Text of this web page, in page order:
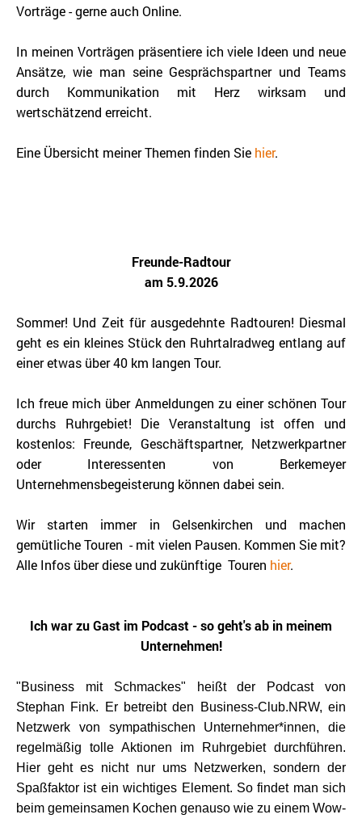
Vorträge - gerne auch Online.
In meinen Vorträgen präsentiere ich viele Ideen und neue
Ansätze, wie man seine Gesprächspartner und Teams
durch Kommunikation mit Herz wirksam und
wertschätzend erreicht.
Eine Übersicht meiner Themen finden Sie hier.
Freunde-Radtour
am 5.9.2026
Sommer! Und Zeit für ausgedehnte Radtouren! Diesmal
geht es ein kleines Stück den Ruhrtalradweg entlang auf
einer etwas über 40 km langen Tour.
Ich freue mich über Anmeldungen zu einer schönen Tour
durchs Ruhrgebiet! Die Veranstaltung ist offen und
kostenlos: Freunde, Geschäftspartner, Netzwerkpartner
oder Interessenten von Berkemeyer
Unternehmensbegeisterung können dabei sein.
Wir starten immer in Gelsenkirchen und machen
gemütliche Touren - mit vielen Pausen. Kommen Sie mit?
Alle Infos über diese und zukünftige Touren hier.
Ich war zu Gast im Podcast - so geht's ab in meinem
Unternehmen!
"Business mit Schmackes" heißt der Podcast von
Stephan Fink. Er betreibt den Business-Club.NRW, ein
Netzwerk von sympathischen Unternehmer*innen, die
regelmäßig tolle Aktionen im Ruhrgebiet durchführen.
Hier geht es nicht nur ums Netzwerken, sondern der
Spaßfaktor ist ein wichtiges Element. So findet man sich
beim gemeinsamen Kochen genauso wie zu einem Wow-